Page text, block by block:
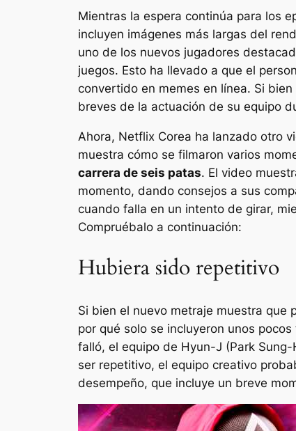
Mientras la espera continúa para los
incluyen imágenes más largas del
uno de los nuevos jugadores
juegos. Esto ha llevado a que el
convertido en memes en línea. Si
breves de la actuación de su equipo
Ahora, Netflix Corea ha lanzado otro
muestra cómo se filmaron varios
carrera de seis patas. El video
momento, dando consejos a sus
cuando falla en un intento de girar,
Compruébalo a continuación:
Hubiera sido repetitivo
Si bien el nuevo metraje muestra
por qué solo se incluyeron unos
falló, el equipo de Hyun-J (Park
ser repetitivo, el equipo creativo
desempeño, que incluye un breve